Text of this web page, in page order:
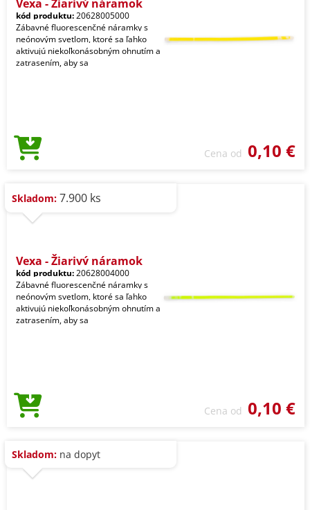
Vexa - Žiarivý náramok
kód produktu:20628005000
Zábavné fluorescenčné náramky s
neónovým svetlom, ktoré sa ľahko
aktivujú niekoľkonásobným ohnutím a
zatrasením, aby sa
Cena od 0,10 €
Skladom: 7.900 ks
Vexa - Žiarivý náramok
kód produktu:20628004000
Zábavné fluorescenčné náramky s
neónovým svetlom, ktoré sa ľahko
aktivujú niekoľkonásobným ohnutím a
zatrasením, aby sa
Cena od 0,10 €
Skladom: na dopyt